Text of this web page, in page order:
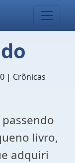
| Crônicas
livro,
adquiri